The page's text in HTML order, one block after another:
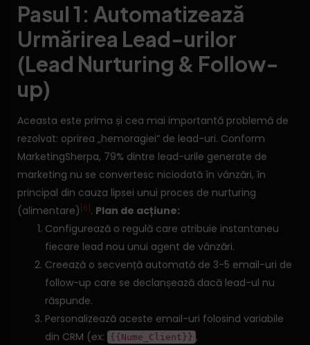
Pasul 1: Automatizează
Urmărirea Lead-urilor
(Lead Nurturing & Follow-
up)
Aceasta este prima și cea mai importantă problemă de
rezolvat: oprirea „hemoragiei” de lead-uri. Conform
MarketingSherpa, 79% dintre lead-urile generate de
marketing nu se convertesc niciodată în vânzări, în
principal din cauza lipsei unui proces de nurturing
(alimentare) [6] . Plan de acțiune:
Configurează o regulă care atribuie instantaneu
fiecare lead nou unui agent de vânzări.
Creează o secvență automată de 3-5 email-uri de
follow-up care se declanșează dacă lead-ul nu
răspunde.
Personalizează aceste email-uri folosind variabile
din CRM (ex:
{{Nume_Client}} ,